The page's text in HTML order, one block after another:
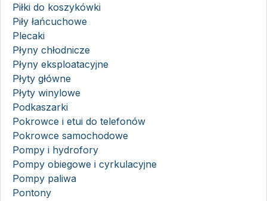
Piłki do koszykówki
Piły łańcuchowe
Plecaki
Płyny chłodnicze
Płyny eksploatacyjne
Płyty główne
Płyty winylowe
Podkaszarki
Pokrowce i etui do telefonów
Pokrowce samochodowe
Pompy i hydrofory
Pompy obiegowe i cyrkulacyjne
Pompy paliwa
Pontony